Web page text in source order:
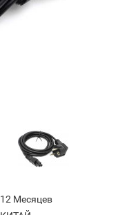
12 Месяцев